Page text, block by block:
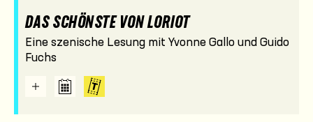
DAS SCHÖNSTE VON LORIOT
Eine szenische Lesung mit Yvonne Gallo und Guido
Fuchs